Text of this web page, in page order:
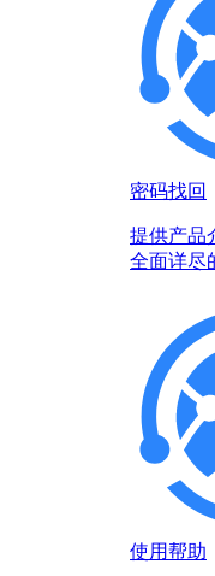
密码找回
提供产品
全面详尽
使用帮助